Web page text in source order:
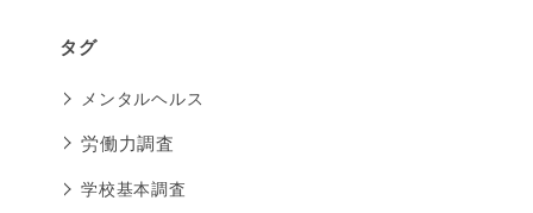
タグ
メンタルヘルス
労働力調査
学校基本調査